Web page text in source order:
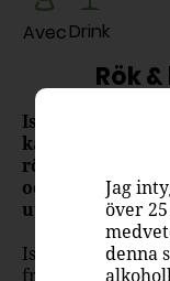
AvecDrink
Rök
Islay Mist
karaktärsfull
rök och klassisk
och djup möts i
uttryck.
Islay Mist
från Islays långa
Jag
över
denna